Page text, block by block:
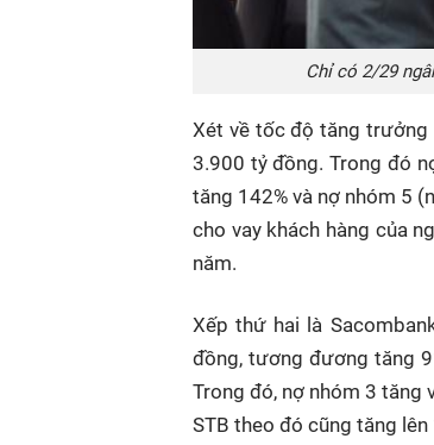
Chỉ có 2/29
Xét về tốc độ tăng trưởng
3.900 tỷ đồng. Trong đó
tăng 142% và nợ nhóm 5
cho vay khách hàng của
năm.
Xếp thứ hai là
đồng, tương đương tăng
Trong đó, nợ nhóm 3 tăng
STB theo đó cũng tăng